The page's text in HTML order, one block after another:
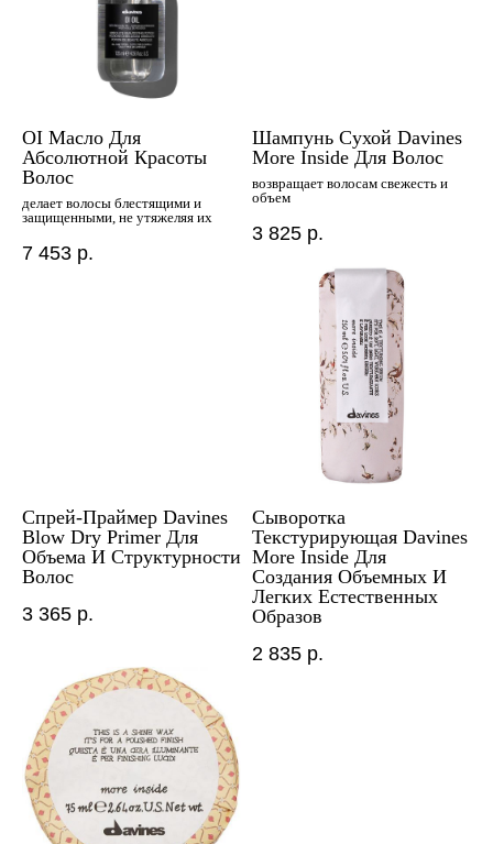
OI Масло Для
Абсолютной Красоты
Волос
делает волосы блестящими и
защищенными, не утяжеляя их
7 453 р.
Шампунь Сухой Davines
More Inside Для Волос
возвращает волосам свежесть и
объем
3 825 р.
Спрей-Праймер Davines
Blow Dry Primer Для
Объема И Структурности
Волос
3 365 р.
Сыворотка
Текстурирующая Davines
More Inside Для
Создания Объемных И
Легких Естественных
Образов
2 835 р.